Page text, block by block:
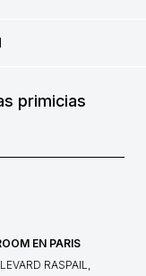
primicias
EN PARIS
RASPAIL,